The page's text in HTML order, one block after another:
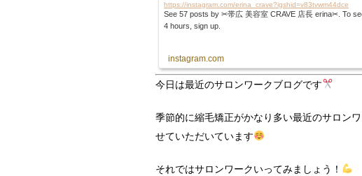
https://instagram.com/erina_crave?igshid=v83tvwm44dce
See 57 posts by ✂︎帯広 美容室 CRAVE 店長 erina✂︎. To
4 hours, sign up.
instagram.com
今日は最近のサロンワークブログです
季節的に縮毛矯正がかなり多い最近のサロン
せていただいています
それではサロンワークいってみましょう！